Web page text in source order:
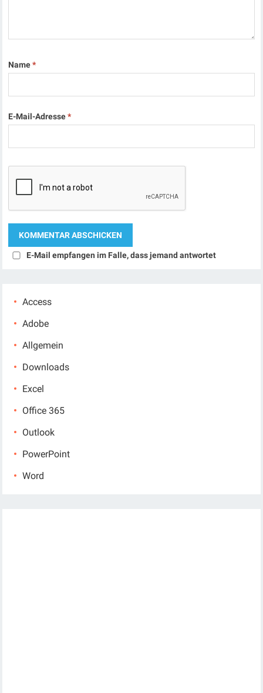
Name*
E-Mail-Adresse*
E-Mail empfangen im Falle, dass jemand antwortet
Access
Adobe
Allgemein
Downloads
Excel
Office 365
Outlook
PowerPoint
Word